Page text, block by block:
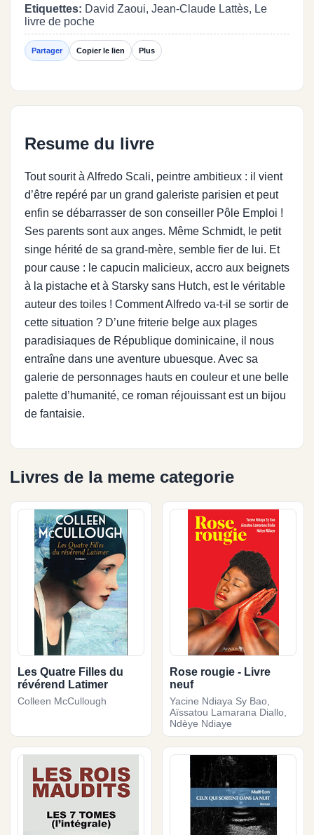
Etiquettes: David Zaoui, Jean-Claude Lattès, Le
livre de poche
Partager Copier le lien Plus
Resume du livre
Tout sourit à Alfredo Scali, peintre ambitieux : il vient
d’être repéré par un grand galeriste parisien et peut
enfin se débarrasser de son conseiller Pôle Emploi !
Ses parents sont aux anges. Même Schmidt, le petit
singe hérité de sa grand-mère, semble fier de lui. Et
pour cause : le capucin malicieux, accro aux beignets
à la pistache et à Starsky sans Hutch, est le véritable
auteur des toiles ! Comment Alfredo va-t-il se sortir de
cette situation ? D’une friterie belge aux plages
paradisiaques de République dominicaine, il nous
entraîne dans une aventure ubuesque. Avec sa
galerie de personnages hauts en couleur et une belle
palette d’humanité, ce roman réjouissant est un bijou
de fantaisie.
Livres de la meme categorie
Les Quatre Filles du
révérend Latimer
Colleen McCullough
Rose rougie - Livre
neuf
Yacine Ndiaya Sy Bao,
Aïssatou Lamarana Diallo,
Ndèye Ndiaye